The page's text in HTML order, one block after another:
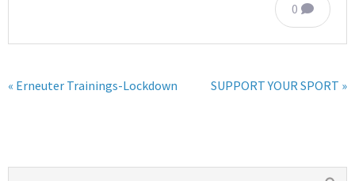
0
« Erneuter Trainings-Lockdown SUPPORT YOUR SPORT »